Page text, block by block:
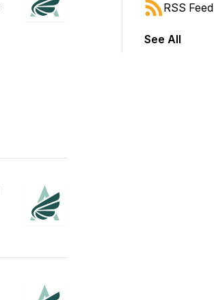
RSS Feed
See All